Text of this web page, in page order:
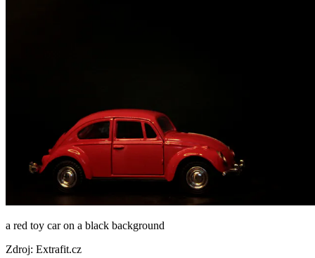
a red toy car on a black background
Zdroj: Extrafit.cz